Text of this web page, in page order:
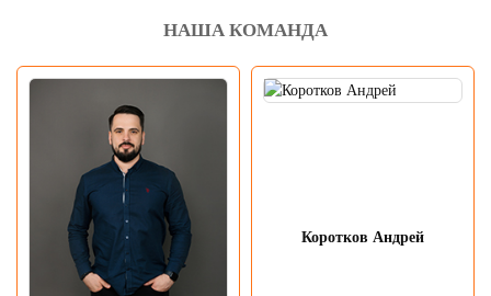
НАША КОМАНДА
Коротков Андрей